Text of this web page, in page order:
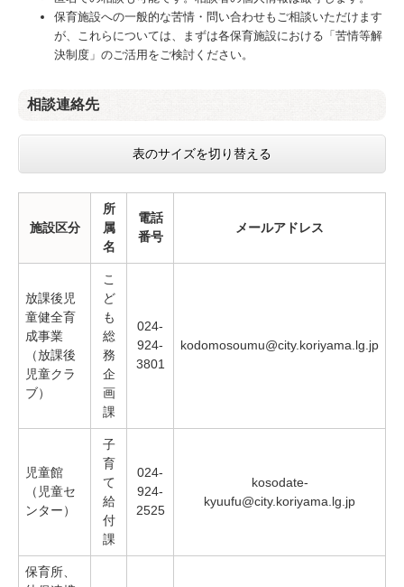
保育施設への一般的な苦情・問い合わせもご相談いただけます
が、これらについては、まずは各保育施設における「苦情等解
決制度」のご活用をご検討ください。
相談連絡先
表のサイズを切り替える
施設区分
所
属
名
電話
番号
メールアドレス
放課後児
童健全育
成事業
（放課後
児童クラ
ブ）
こ
ど
も
総
務
企
画
課
024-
924-
3801
kodomosoumu@city.koriyama.lg.jp
児童館
（児童セ
ンター）
子
育
て
給
付
課
024-
924-
2525
kosodate-
kyuufu@city.koriyama.lg.jp
保育所、